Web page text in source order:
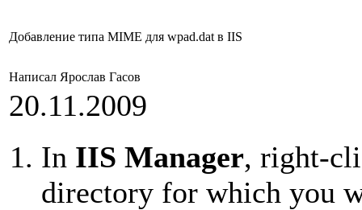
Добавление типа MIME для wpad.dat в IIS
Написал Ярослав Гасов
20.11.2009
In IIS Manager, right-
directory for which you